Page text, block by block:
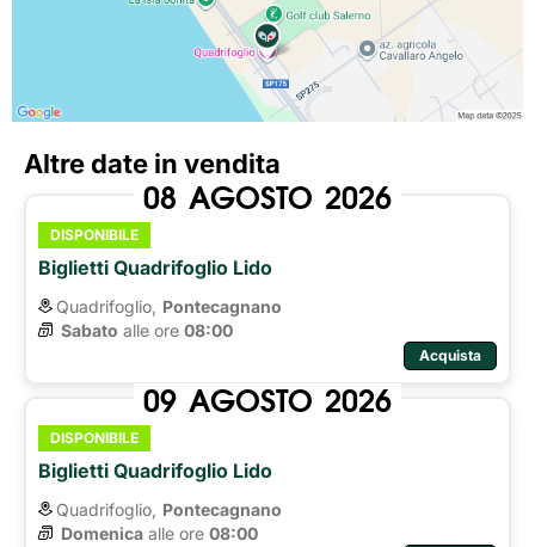
Altre date in vendita
08 AGOSTO 2026
DISPONIBILE
Biglietti Quadrifoglio Lido
Quadrifoglio, Pontecagnano
Sabato alle ore 08:00
Acquista
09 AGOSTO 2026
DISPONIBILE
Biglietti Quadrifoglio Lido
Quadrifoglio, Pontecagnano
Domenica alle ore 08:00